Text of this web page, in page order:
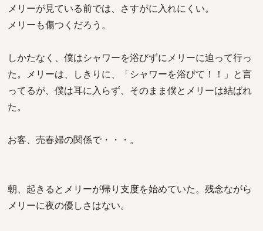
メリーが見ている前では、さすがに入れにくい。
メリーも傷つくだろう。
しかたなく、僕はシャワーを浴びずにメリーに迫って行っ
た。メリーは、しきりに、「シャワーを浴びて！！」と言
ってるが、僕は耳に入らず、そのまま僕とメリーは結ばれ
た。
お客、売春婦の関係で・・・。
朝、起きるとメリーが帰り支度を始めていた。残念ながら
メリーに夜の優しさはない。